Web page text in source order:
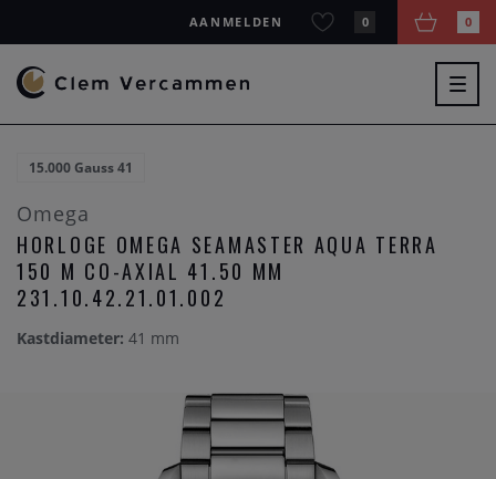
AANMELDEN 0 0
15.000 Gauss 41
Omega
HORLOGE OMEGA SEAMASTER AQUA TERRA
150 M CO-AXIAL 41.50 MM
231.10.42.21.01.002
Kastdiameter: 41 mm